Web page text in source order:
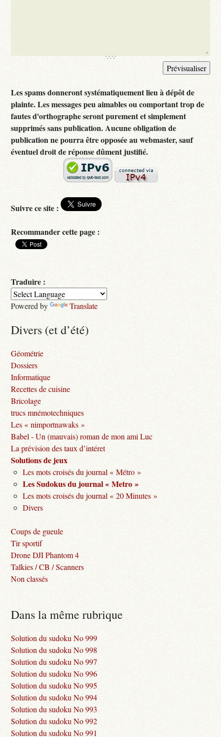
Les spams donneront systématiquement lieu à dépôt de
plainte. Les messages peu aimables ou comportant trop de
fautes d'orthographe seront purement et simplement
supprimés sans publication. Aucune obligation de
publication ne pourra être opposée au webmaster, sauf
éventuel droit de réponse dûment justifié.
Suivre ce site :
Recommander cette page :
Traduire :
Powered by Translate
Divers (et d’été)
Géométrie
Dossiers
Informatique
Recettes de cuisine
Bricolage
trucs mnémotechniques
Les « nimportnawaks »
Babel - Un (mauvais) roman de mon ami Luc
La prévision des taux d’intéret
Solutions de jeux
Les mots croisés du journal « Métro »
Les Sudokus du journal « Metro »
Les mots croisés du journal « 20 Minutes »
Divers
Coups de gueule
Tir sportif
Drone DJI Phantom 4
Talkies / CB / Scanners
Non classés
Dans la même rubrique
Solution du sudoku No 999
Solution du sudoku No 998
Solution du sudoku No 997
Solution du sudoku No 996
Solution du sudoku No 995
Solution du sudoku No 994
Solution du sudoku No 993
Solution du sudoku No 992
Solution du sudoku No 991